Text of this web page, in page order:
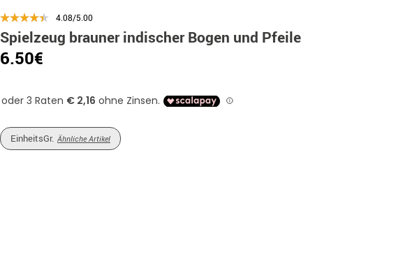
4.08/5.00
Spielzeug brauner indischer Bogen und Pfeile
6.50€
EinheitsGr. Ähnliche Artikel